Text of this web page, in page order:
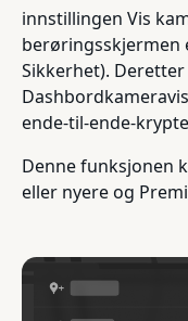
innstillingen Vis
berøringsskjermen
Sikkerhet).
ende-til-ende-
Denne funksjonen
eller nyere og